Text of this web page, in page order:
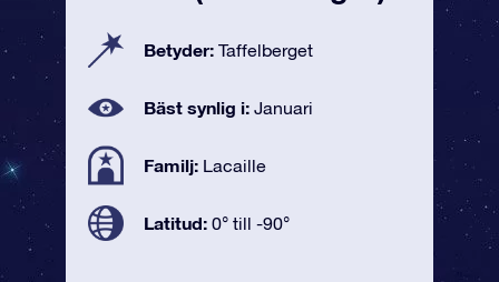
Betyder: Taffelberget
Bäst synlig i: Januari
Familj: Lacaille
Latitud: 0° till -90°